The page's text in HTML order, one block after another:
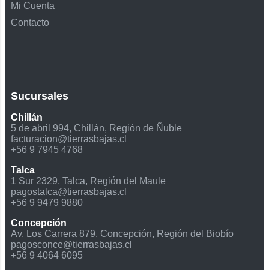
Sucursales
Chillán
5 de abril 994, Chillán, Región de Ñuble
facturacion@tierrasbajas.cl
+56 9 7945 4768
Talca
1 Sur 2329, Talca, Región del Maule
pagostalca@tierrasbajas.cl
+56 9 9479 9880
Concepción
Av. Los Carrera 879, Concepción, Región del Biobío
pagosconce@tierrasbajas.cl
+56 9 4064 6095
Mi Cuenta
Contacto